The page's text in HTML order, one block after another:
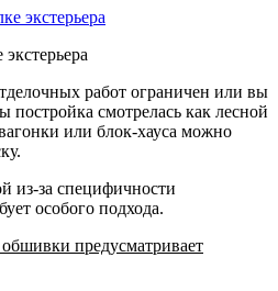
работ ограничен или вы
постройка смотрелась как лесной
или блок-хауса можно
из-за специфичности
особого подхода.
предусматривает